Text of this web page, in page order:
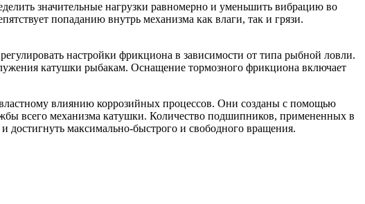
значительные нагрузки равномерно и уменьшить вибрацию во
попаданию внутрь механизма как влаги, так и грязи.
настройки фрикциона в зависимости от типа рыбной ловли.
катушки рыбакам. Оснащение тормозного фрикциона включает
влиянию коррозийных процессов. Они созданы с помощью
всего механизма катушки. Количество подшипников, примененных в
максимально-быстрого и свободного вращения.